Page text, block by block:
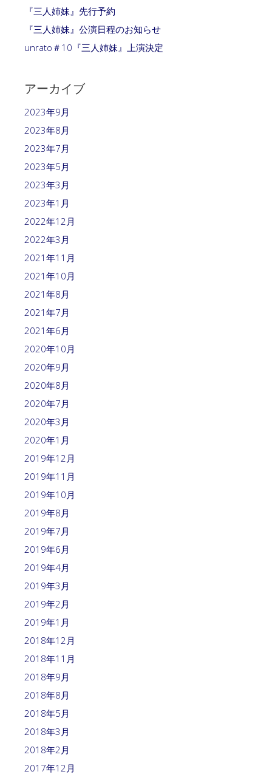
『三人姉妹』先行予約
『三人姉妹』公演日程のお知らせ
unrato＃10『三人姉妹』上演決定
アーカイブ
2023年9月
2023年8月
2023年7月
2023年5月
2023年3月
2023年1月
2022年12月
2022年3月
2021年11月
2021年10月
2021年8月
2021年7月
2021年6月
2020年10月
2020年9月
2020年8月
2020年7月
2020年3月
2020年1月
2019年12月
2019年11月
2019年10月
2019年8月
2019年7月
2019年6月
2019年4月
2019年3月
2019年2月
2019年1月
2018年12月
2018年11月
2018年9月
2018年8月
2018年5月
2018年3月
2018年2月
2017年12月